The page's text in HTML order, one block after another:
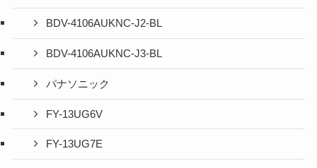
BDV-4106AUKNC-J2-BL
BDV-4106AUKNC-J3-BL
パナソニック
FY-13UG6V
FY-13UG7E